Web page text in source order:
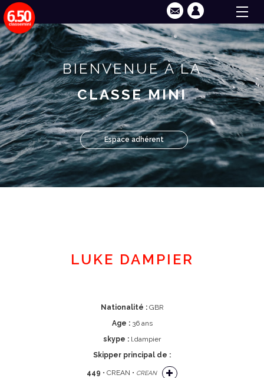
BIENVENUE À LA
CLASSE MINI
Espace adhérent
LUKE DAMPIER
Nationalité :GBR
Age :36 ans
skype : l.dampier
Skipper principal de :
449 • CREAN • CREAN